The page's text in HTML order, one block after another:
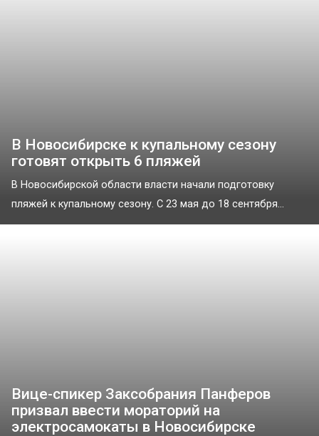
В Новосибирске к купальному сезону
готовят открыть 6 пляжей
В Новосибирской области власти начали подготовку
пляжей к купальному сезону. С 23 мая до 18 сентября...
Вице-спикер Заксобрания Панферов
призвал ввести мораторий на
электросамокаты в Новосибирске